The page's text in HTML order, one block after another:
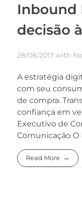
Inbound
decisão
28/08/2017 with
A estratégia
com seu
de compra.
confiança em
Executivo de
Comunicação O
Read More